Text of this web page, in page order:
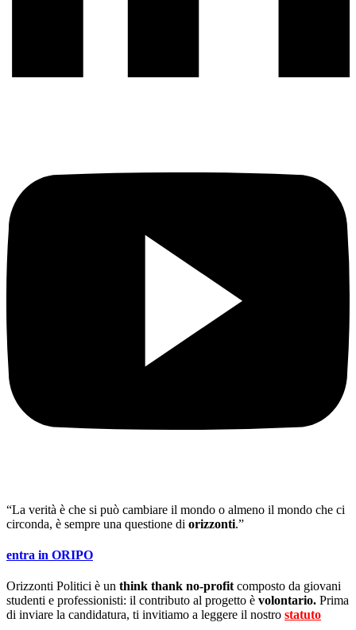
“La verità è che si può cambiare il mondo o almeno il mondo che ci
circonda, è sempre una questione di orizzonti.”
entra in ORIPO
Orizzonti Politici è un think thank no-profit composto da giovani
studenti e professionisti: il contributo al progetto è volontario. Prima
di inviare la candidatura, ti invitiamo a leggere il nostro statuto